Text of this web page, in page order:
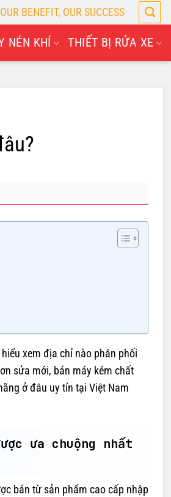
BENEFIT, OUR SUCCESS
NÉN KHÍ THIẾT BỊ RỬA XE
xem địa chỉ nào phân phối
sửa mới, bán máy kém chất
ở đâu uy tín tại Việt Nam
ưa chuộng nhất
bán từ sản phẩm cao cấp nhập